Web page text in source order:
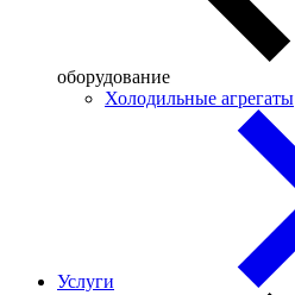
оборудование
Холодильные агрегаты
Услуги